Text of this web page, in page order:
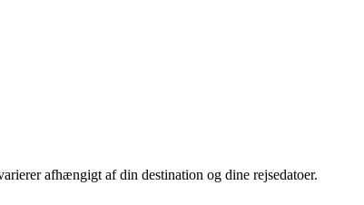
afhængigt af din destination og dine rejsedatoer.